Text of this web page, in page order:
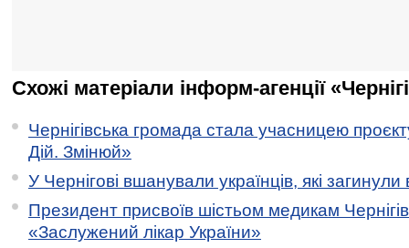
Схожі матеріали інформ-агенції
Чернігівська громада стала учасницею
Дій. Змінюй»
У Чернігові вшанували українців, які загинули
Президент присвоїв шістьом медикам
«Заслужений лікар України»